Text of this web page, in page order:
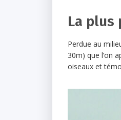
La plus
Perdue au
30m) que l’on
oiseaux et